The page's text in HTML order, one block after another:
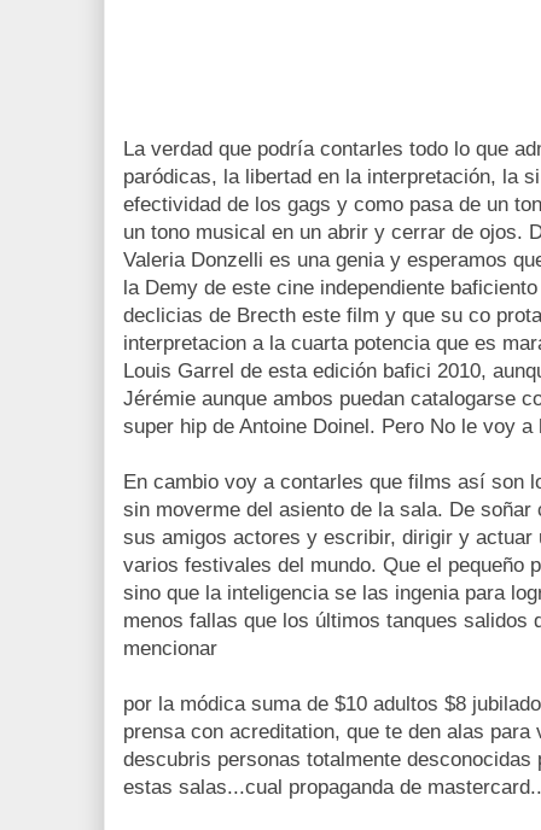
La verdad que podría contarles todo lo que
paródicas, la libertad en la interpretación, la
efectividad de los gags y como pasa de un
un tono musical en un abrir y cerrar de ojos.
Valeria Donzelli es una genia y esperamos
la Demy de este cine independiente
declicias de Brecth este film y que su co
interpretacion a la cuarta potencia que es
Louis Garrel de esta edición bafici 2010,
Jérémie aunque ambos puedan catalogarse
super hip de Antoine Doinel. Pero No le voy
En cambio voy a contarles que films así son
sin moverme del asiento de la sala. De soñar
sus amigos actores y escribir, dirigir y actuar
varios festivales del mundo. Que el pequeño
sino que la inteligencia se las ingenia para
menos fallas que los últimos tanques salidos
mencionar
por la módica suma de $10 adultos $8
prensa con acreditation, que te den alas para
descubris personas totalmente
estas salas...cual propaganda de